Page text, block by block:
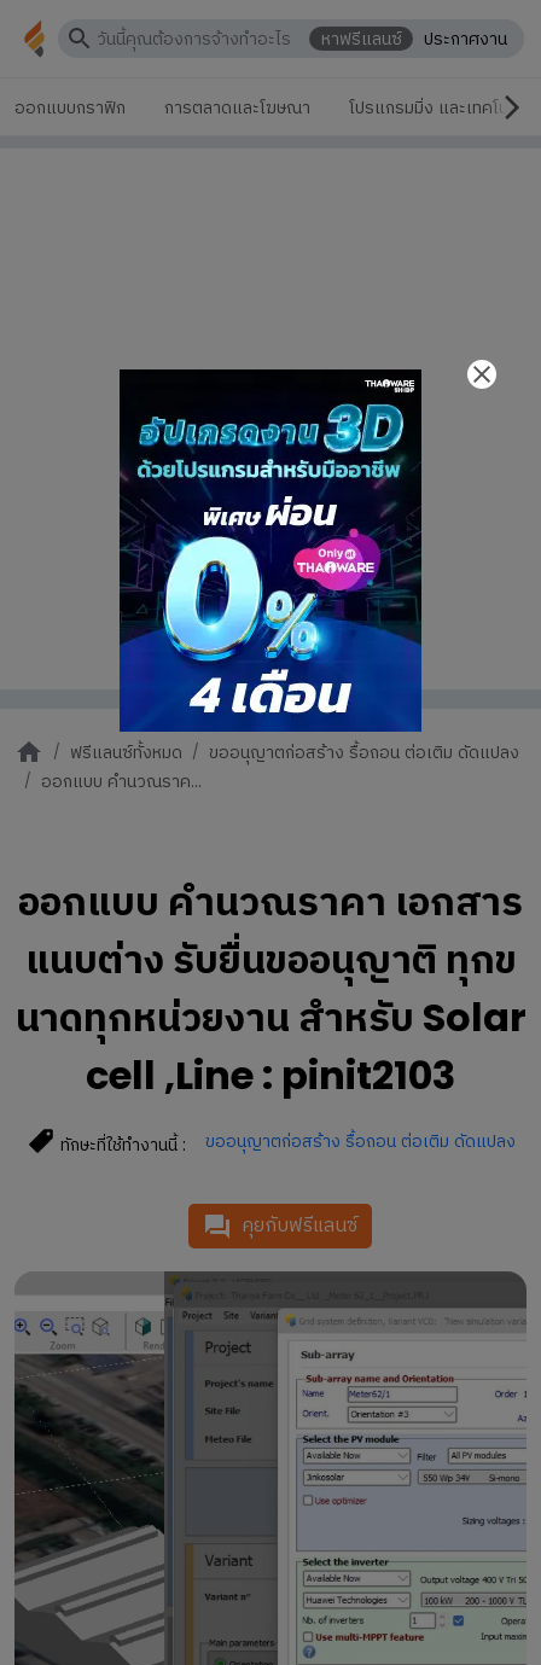
หาฟรีแลนซ์ ประกาศงาน
ออกแบบกราฟิก การตลาดและโฆษณา โปรแกรมมิ่ง และเทคโนโลยี
ฟรีแลนซ์ทั้งหมด
ขออนุญาตก่อสร้าง รื้อถอน ต่อเติม ดัดแปลง
ออกแบบ คำนวณราค...
ออกแบบ คำนวณราคา เอกสาร
แนบต่าง รับยื่นขออนุญาติ ทุกข
นาดทุกหน่วยงาน สำหรับ Solar
cell ,Line : pinit2103
ทักษะที่ใช้ทำงานนี้ : ขออนุญาตก่อสร้าง รื้อถอน ต่อเติม ดัดแปลง
คุยกับฟรีแลนซ์